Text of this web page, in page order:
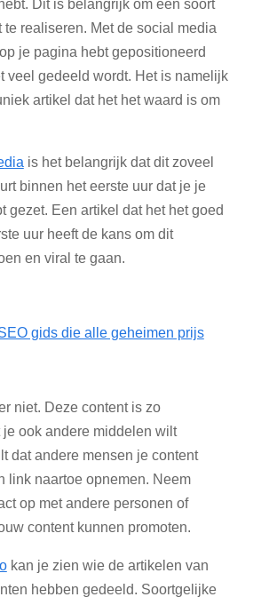
Dit is belangrijk om een soort
te realiseren. Met de social media
je pagina hebt gepositioneerd
veel gedeeld wordt. Het is namelijk
artikel dat het het waard is om
is het belangrijk dat dit zoveel
binnen het eerste uur dat je je
gezet. Een artikel dat het het goed
uur heeft de kans om dit
en viral te gaan.
gids die alle geheimen prijs
niet. Deze content is zo
ook andere middelen wilt
dat andere mensen je content
link naartoe opnemen. Neem
op met andere personen of
content kunnen promoten.
kan je zien wie de artikelen van
hebben gedeeld. Soortgelijke